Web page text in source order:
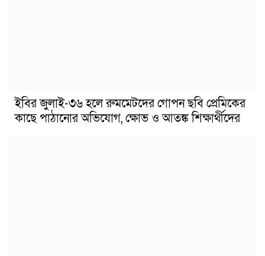
ইবির জুলাই-৩৬ হলে রুমমেটদের গোপন ছবি প্রেমিকের
কাছে পাঠানোর অভিযোগ, ক্ষোভ ও আতঙ্ক শিক্ষার্থীদের